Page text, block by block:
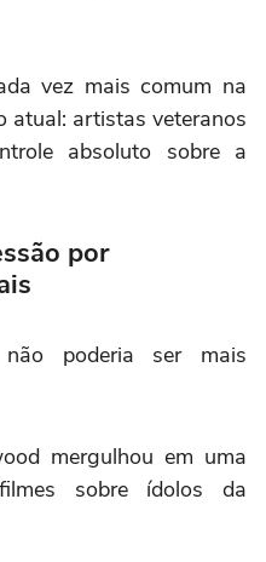
vez mais comum na
atual: artistas veteranos
absoluto sobre a
por
poderia ser mais
mergulhou em uma
sobre ídolos da